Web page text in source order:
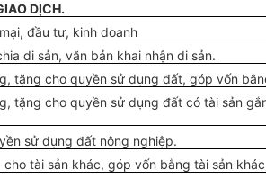
DỊCH.
đầu tư, kinh doanh
di sản, văn bản khai nhận di sản.
tặng cho quyền sử dụng đất, góp vốn
tặng cho quyền sử dụng đất có tài sản
sử dụng đất nông nghiệp.
tài sản khác, góp vốn bằng tài sản